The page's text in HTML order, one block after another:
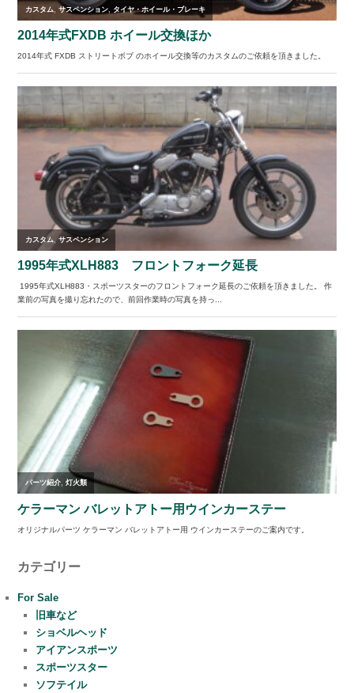
カテゴリー
For Sale
旧車など
ショベルヘッド
アイアンスポーツ
スポーツスター
ソフテイル